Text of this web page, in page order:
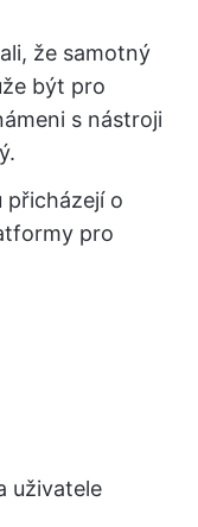
že samotný
být pro
s nástroji
přicházejí o
pro
uživatele